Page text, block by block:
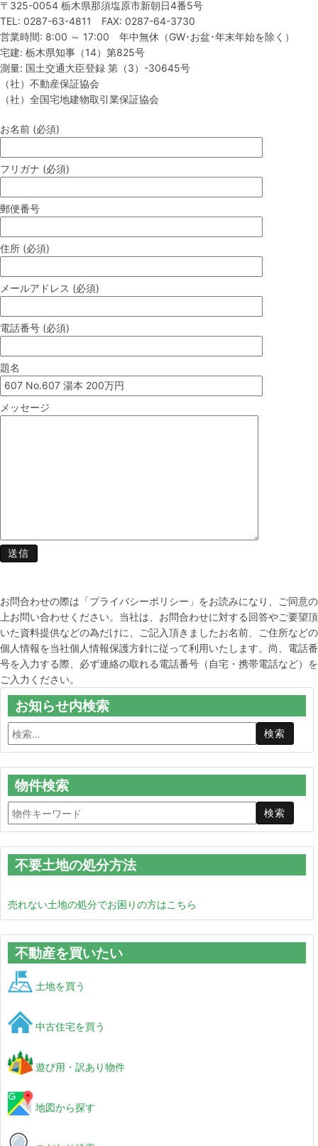
〒325-0054 栃木県那須塩原市新朝日4番5号
TEL: 0287-63-4811 FAX: 0287-64-3730
営業時間: 8:00 ～ 17:00 年中無休（GW･お盆･年末年始を除く）
宅建: 栃木県知事（14）第825号
測量: 国土交通大臣登録 第（3）-30645号
（社）不動産保証協会
（社）全国宅地建物取引業保証協会
お名前 (必須)
フリガナ (必須)
郵便番号
住所 (必須)
メールアドレス (必須)
電話番号 (必須)
題名
メッセージ
お問合わせの際は「プライバシーポリシー」をお読みになり、ご同意の
上お問い合わせください。当社は、お問合わせに対する回答やご要望頂
いた資料提供などの為だけに、ご記入頂きましたお名前、ご住所などの
個人情報を当社個人情報保護方針に従って利用いたします。尚、電話番
号を入力する際、必ず連絡の取れる電話番号（自宅・携帯電話など）を
ご入力ください。
お知らせ内検索
物件検索
不要土地の処分方法
売れない土地の処分でお困りの方はこちら
不動産を買いたい
土地を買う
中古住宅を買う
遊び用・訳あり物件
地図から探す